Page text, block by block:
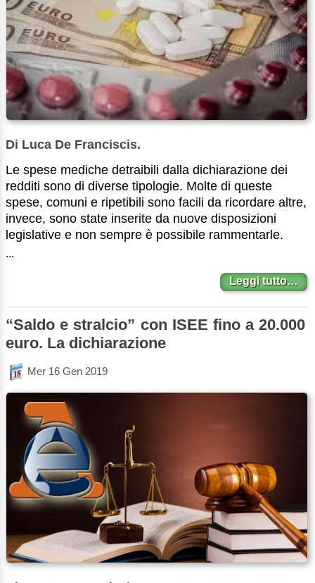
Di Luca De Franciscis.
Le spese mediche detraibili dalla dichiarazione dei
redditi sono di diverse tipologie. Molte di queste
spese, comuni e ripetibili sono facili da ricordare altre,
invece, sono state inserite da nuove disposizioni
legislative e non sempre è possibile rammentarle.
...
Leggi tutto…
“Saldo e stralcio” con ISEE fino a 20.000
euro. La dichiarazione
Mer 16 Gen 2019